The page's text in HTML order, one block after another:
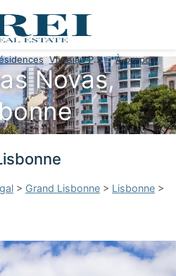
Vivre au Portugal À propos
Novas,
> Grand Lisbonne > Lisbonne >